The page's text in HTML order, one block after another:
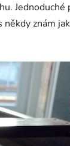
Jednoduché
znám